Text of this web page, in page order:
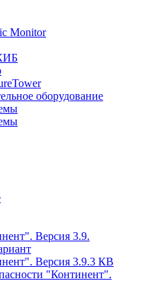
Monitor
оборудование
Версия 3.9.
Версия 3.9.3 КВ
"Континент".